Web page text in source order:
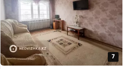
7
7
7
7
7